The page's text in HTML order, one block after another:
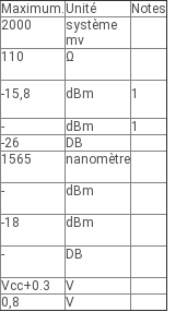
Maximum. Unité
Notes
2000
système
mv
110 Ω
-15,8 dBm 1
- dBm
1
-26
DB
1565 nanomètre
- dBm
-18 dBm
- DB
Vcc+0.3
V
0,8 V